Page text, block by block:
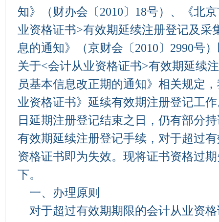
知》（财办会〔2010〕18号）、《北
业资格证书>有效期延续注册登记及采
息的通知》（京财会〔2010〕2990号
关于<会计从业资格证书>有效期延续
员基本信息改正期的通知》相关规定
业资格证书》延续有效期注册登记工
日延期注册登记结束之日，仍有部分
有效期延续注册登记手续，对于超过
资格证书即为失效。现将证书资格过
下。
一、办理原则
对于超过有效期期限的会计从业资